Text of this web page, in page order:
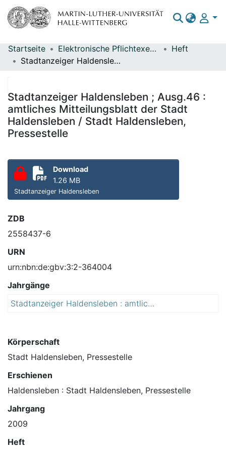
Bereiche & Sammlungen
Statistiken
Startseite Elektronische Pflichtexemplare
Heft
Stadtanzeiger Haldensleben ; Ausg.46 : amtliches Mitteilungsblatt der Stadt Haldensleben / Stadt Haldensleben, Pressestelle
Stadtanzeiger Haldensleben ; Ausg.46 :
amtliches Mitteilungsblatt der Stadt
Haldensleben / Stadt Haldensleben,
Pressestelle
Download
1.26 MB
Stadtanzeiger Haldensleben
ZDB
2558437-6
URN
urn:nbn:de:gbv:3:2-364004
Jahrgänge
Stadtanzeiger Haldensleben : amtliches Mitteilungsblatt der Stadt Haldensleben
Körperschaft
Stadt Haldensleben, Pressestelle
Erschienen
Haldensleben : Stadt Haldensleben, Pressestelle
Jahrgang
2009
Heft